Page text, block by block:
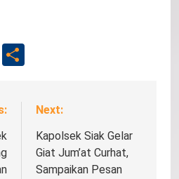
Copy
Next:
Kapolsek Siak Gelar
Giat Jum’at Curhat,
Sampaikan Pesan